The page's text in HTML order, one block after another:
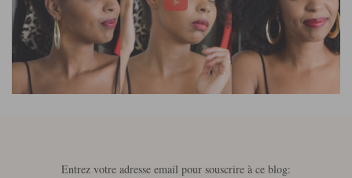
Entrez votre adresse email pour souscrire à ce blog: